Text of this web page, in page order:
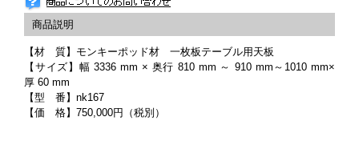
【材 質】モンキーポッド材 一枚板テーブル用天板
【サイズ】幅 3336 mm × 奥行 810 mm ～ 910 mm～1010 mm×
厚 60 mm
【型 番】nk167
【価 格】750,000円（税別）